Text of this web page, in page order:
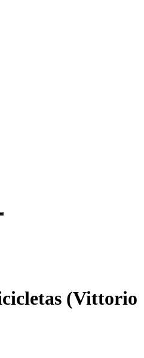
(Vittorio